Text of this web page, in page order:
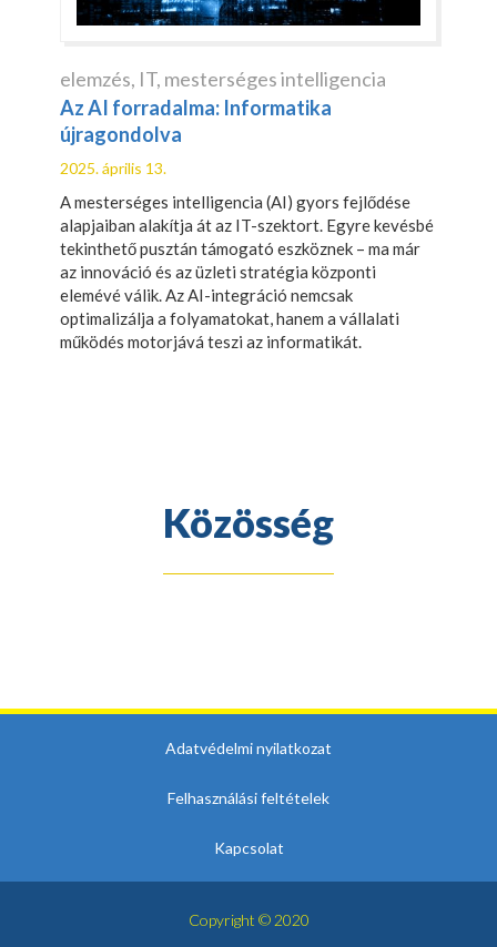
elemzés, IT, mesterséges intelligencia
Az AI forradalma: Informatika
újragondolva
2025. április 13.
A mesterséges intelligencia (AI) gyors fejlődése
alapjaiban alakítja át az IT-szektort. Egyre kevésbé
tekinthető pusztán támogató eszköznek – ma már
az innováció és az üzleti stratégia központi
elemévé válik. Az AI-integráció nemcsak
optimalizálja a folyamatokat, hanem a vállalati
működés motorjává teszi az informatikát.
Közösség
Adatvédelmi nyilatkozat
Felhasználási feltételek
Kapcsolat
Copyright © 2020